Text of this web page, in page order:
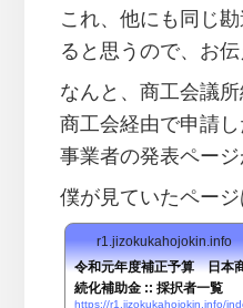
これ、他にも同じ
ると思うので、お伝
なんと、商工会議所
商工会経由で申請
事業者の発表ページ
僕が見ていたページ
r1.jizokukahojokin.info
令和元年度補正予算 日本
続化補助金 :: 採択者一覧